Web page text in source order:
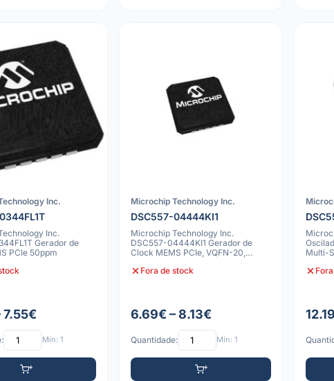
Inc.
Inc.
Gerador de
PCIe 50ppm
7.55€
Mín: 1
Microchip Technology Inc.
DSC557-04444KI1
Microchip Technology Inc.
DSC557-04444KI1 Gerador de
Clock MEMS PCIe, VQFN-20,
Fora de stock
6.69€ – 8.13€
Quantidade: Mín: 1
Multi-